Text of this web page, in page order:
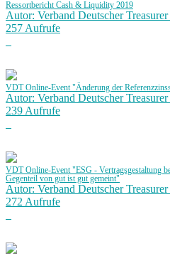
Ressortbericht Cash & Liquidity 2019
Autor: Verband Deutscher Treasurer
257 Aufrufe
VDT Online-Event "Änderung der
Autor: Verband Deutscher Treasurer
239 Aufrufe
VDT Online-Event "ESG - Vertragsgestaltung
Gegenteil von gut ist gut gemeint"
Autor: Verband Deutscher Treasurer
272 Aufrufe